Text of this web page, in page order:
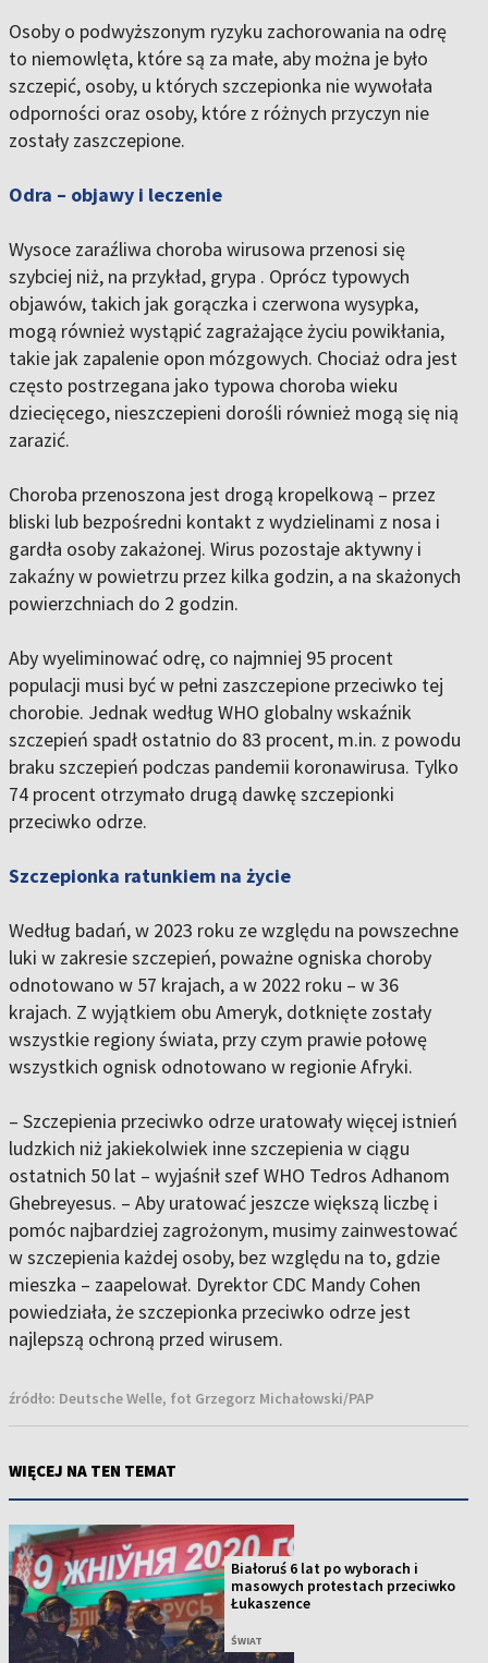
Osoby o podwyższonym ryzyku zachorowania na odrę
to niemowlęta, które są za małe, aby można je było
szczepić, osoby, u których szczepionka nie wywołała
odporności oraz osoby, które z różnych przyczyn nie
zostały zaszczepione.
Odra – objawy i leczenie
Wysoce zaraźliwa choroba wirusowa przenosi się
szybciej niż, na przykład, grypa . Oprócz typowych
objawów, takich jak gorączka i czerwona wysypka,
mogą również wystąpić zagrażające życiu powikłania,
takie jak zapalenie opon mózgowych. Chociaż odra jest
często postrzegana jako typowa choroba wieku
dziecięcego, nieszczepieni dorośli również mogą się nią
zarazić.
Choroba przenoszona jest drogą kropelkową – przez
bliski lub bezpośredni kontakt z wydzielinami z nosa i
gardła osoby zakażonej. Wirus pozostaje aktywny i
zakaźny w powietrzu przez kilka godzin, a na skażonych
powierzchniach do 2 godzin.
Aby wyeliminować odrę, co najmniej 95 procent
populacji musi być w pełni zaszczepione przeciwko tej
chorobie. Jednak według WHO globalny wskaźnik
szczepień spadł ostatnio do 83 procent, m.in. z powodu
braku szczepień podczas pandemii koronawirusa. Tylko
74 procent otrzymało drugą dawkę szczepionki
przeciwko odrze.
Szczepionka ratunkiem na życie
Według badań, w 2023 roku ze względu na powszechne
luki w zakresie szczepień, poważne ogniska choroby
odnotowano w 57 krajach, a w 2022 roku – w 36
krajach. Z wyjątkiem obu Ameryk, dotknięte zostały
wszystkie regiony świata, przy czym prawie połowę
wszystkich ognisk odnotowano w regionie Afryki.
– Szczepienia przeciwko odrze uratowały więcej istnień
ludzkich niż jakiekolwiek inne szczepienia w ciągu
ostatnich 50 lat – wyjaśnił szef WHO Tedros Adhanom
Ghebreyesus. – Aby uratować jeszcze większą liczbę i
pomóc najbardziej zagrożonym, musimy zainwestować
w szczepienia każdej osoby, bez względu na to, gdzie
mieszka – zaapelował. Dyrektor CDC Mandy Cohen
powiedziała, że szczepionka przeciwko odrze jest
najlepszą ochroną przed wirusem.
źródło: Deutsche Welle, fot Grzegorz Michałowski/PAP
WIĘCEJ NA TEN TEMAT
Białoruś 6 lat po wyborach i
masowych protestach przeciwko
Łukaszence
ŚWIAT